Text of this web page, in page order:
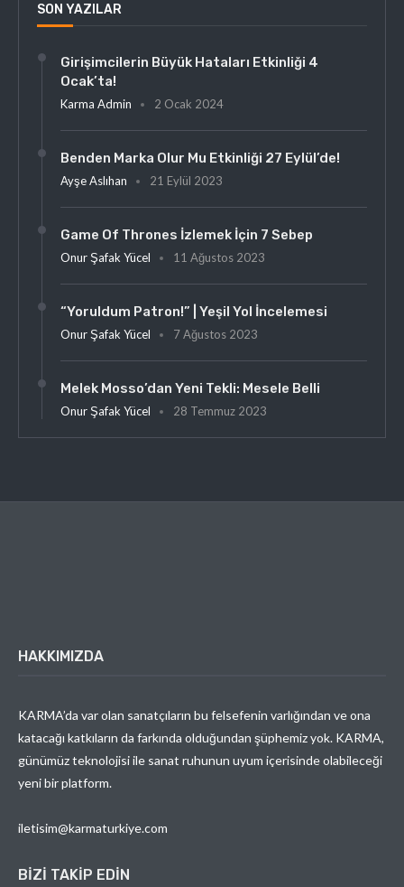
SON YAZILAR
Girişimcilerin Büyük Hataları Etkinliği 4
Ocak’ta!
Karma Admin 2 Ocak 2024
Benden Marka Olur Mu Etkinliği 27 Eylül’de!
Ayşe Aslıhan 21 Eylül 2023
Game Of Thrones İzlemek İçin 7 Sebep
Onur Şafak Yücel 11 Ağustos 2023
“Yoruldum Patron!” | Yeşil Yol İncelemesi
Onur Şafak Yücel 7 Ağustos 2023
Melek Mosso’dan Yeni Tekli: Mesele Belli
Onur Şafak Yücel 28 Temmuz 2023
HAKKIMIZDA
KARMA’da var olan sanatçıların bu felsefenin varlığından ve ona
katacağı katkıların da farkında olduğundan şüphemiz yok. KARMA,
günümüz teknolojisi ile sanat ruhunun uyum içerisinde olabileceği
yeni bir platform.
iletisim@karmaturkiye.com
BIZI TAKIP EDIN